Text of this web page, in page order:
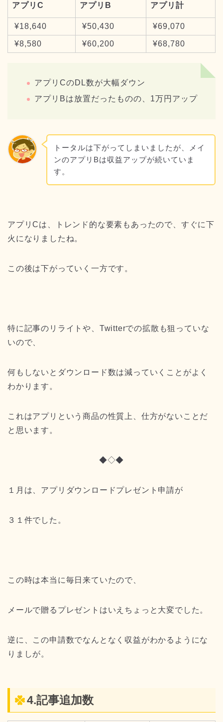
アプリC アプリB アプリ計
¥18,640 ¥50,430 ¥69,070
¥8,580 ¥60,200 ¥68,780
アプリCのDL数が大幅ダウン
アプリBは放置だったものの、1万円アップ
トータルは下がってしまいましたが、メイ
ンのアプリBは収益アップが続いていま
す。
アプリCは、トレンド的な要素もあったので、すぐに下
火になりましたね。
この後は下がっていく一方です。
特に記事のリライトや、Twitterでの拡散も狙っていな
いので、
何もしないとダウンロード数は減っていくことがよく
わかります。
これはアプリという商品の性質上、仕方がないことだ
と思います。
◆◇◆
１月は、アプリダウンロードプレゼント申請が
３１件でした。
この時は本当に毎日来ていたので、
メールで贈るプレゼントはいえちょっと大変でした。
逆に、この申請数でなんとなく収益がわかるようにな
りましが。
4.記事追加数